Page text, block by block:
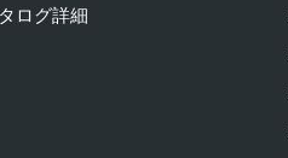
ログ詳細